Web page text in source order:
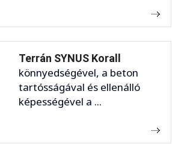
Terrán SYNUS Korall
könnyedségével, a beton
tartósságával és ellenálló
képességével a ...